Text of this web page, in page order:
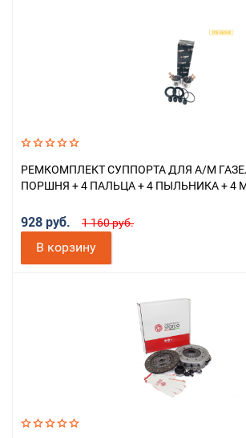
РЕМКОМПЛЕКТ СУППОРТА ДЛЯ А/М
ПОРШНЯ + 4 ПАЛЬЦА + 4 ПЫЛЬНИКА + 4
928 руб. 1 160 руб.
В корзину